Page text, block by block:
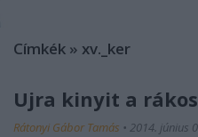
Címkék » xv._ker
Újra kinyit a
Rátonyi Gábor Tamás • 2014. június